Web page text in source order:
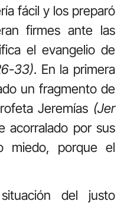
fácil y los preparó
firmes ante las
el evangelio de
33). En la primera
un fragmento de
Jeremías (Jer
acorralado por sus
miedo, porque el
del justo